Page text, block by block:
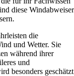
diese Windabweiser
die
und Wetter. Sie
während ihrer
und
besonders geschätzt